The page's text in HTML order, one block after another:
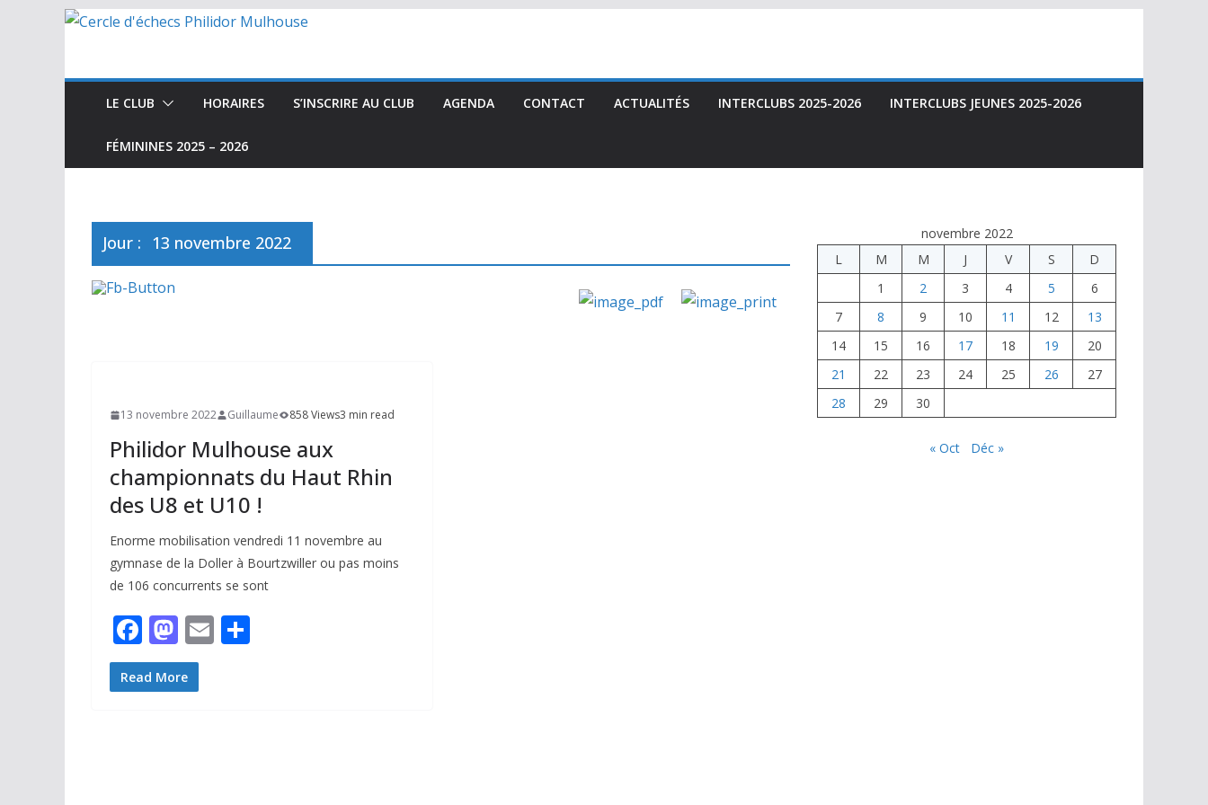
Passer
LE CLUB HORAIRES S’INSCRIRE AU CLUB AGENDA CONTACT ACTUALITÉS INTERCLUBS 2025-2026 INTERCLUBS JEUNES 2025-2026
FÉMININES 2025 – 2026
Jour : 13 novembre 2022
13 novembre 2022 Guillaume 858 Views3 min read
Philidor Mulhouse aux
championnats du Haut Rhin
des U8 et U10 !
Enorme mobilisation vendredi 11 novembre au
gymnase de la Doller à Bourtzwiller ou pas moins
de 106 concurrents se sont
F
ac
e
M
as
to
E
Read More
novembre 2022
L
M M J V S
D
1
2 3 4 5
6
7
8 9 10 11 12
13
14
15 16 17 18 19
20
21
22 23 24 25 26
27
28
29 30
« Oct Déc »